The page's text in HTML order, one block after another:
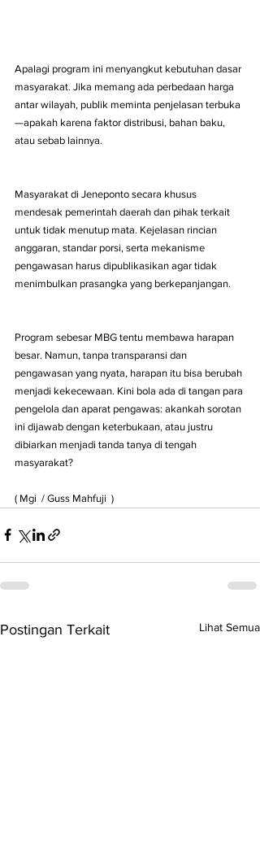
Apalagi program ini menyangkut kebutuhan dasar
masyarakat. Jika memang ada perbedaan harga
antar wilayah, publik meminta penjelasan terbuka
—apakah karena faktor distribusi, bahan baku,
atau sebab lainnya.
Masyarakat di Jeneponto secara khusus
mendesak pemerintah daerah dan pihak terkait
untuk tidak menutup mata. Kejelasan rincian
anggaran, standar porsi, serta mekanisme
pengawasan harus dipublikasikan agar tidak
menimbulkan prasangka yang berkepanjangan.
Program sebesar MBG tentu membawa harapan
besar. Namun, tanpa transparansi dan
pengawasan yang nyata, harapan itu bisa berubah
menjadi kekecewaan. Kini bola ada di tangan para
pengelola dan aparat pengawas: akankah sorotan
ini dijawab dengan keterbukaan, atau justru
dibiarkan menjadi tanda tanya di tengah
masyarakat?
( Mgi  / Guss Mahfuji  )
Postingan Terkait Lihat Semua